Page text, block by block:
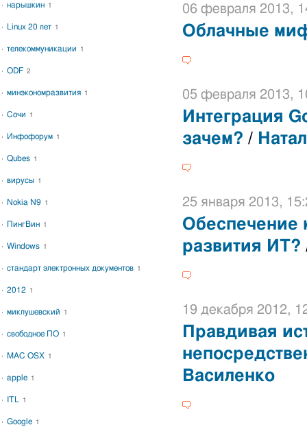
06 февраля 2013,
Облачные
05 февраля 2013,
Интеграция
зачем? /
25 января 2013,
Обеспечение
развития ИТ?
19 декабря 2012,
Правдивая
Василенко
нарышкин 1
Linux 20 лет 1
телекоммуникации 1
ODF 2
минэкономразвития 1
Сочи 1
Инфофорум 1
Qubes 1
вирусы 1
Nokia N9 1
ПингВин 1
Windows 1
стандарт электронных документов 1
2012 1
миклушевский 1
свободное ПО 1
MAC OSX 1
apple 1
ITL 1
Google 1